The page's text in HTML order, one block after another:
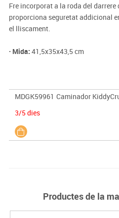
Fre incorporat a la roda del
proporciona seguretat addicional
el lliscament.
· Mida: 41,5x35x43,5 cm
MDGK59961 Caminador
3/5 dies
Productes de la